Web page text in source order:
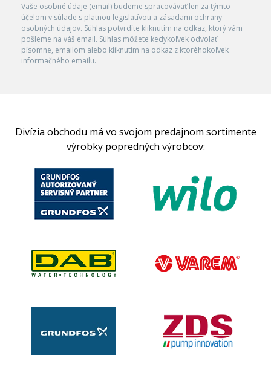
Vaše osobné údaje (email) budeme spracovávať len za týmto
účelom v súlade s platnou legislatívou a zásadami ochrany
osobných údajov. Súhlas potvrdíte kliknutím na odkaz, ktorý vám
pošleme na váš email. Súhlas môžete kedykoľvek odvolať
písomne, emailom alebo kliknutím na odkaz z ktoréhokoľvek
informačného emailu.
Divízia obchodu má vo svojom predajnom sortimente
výrobky popredných výrobcov: